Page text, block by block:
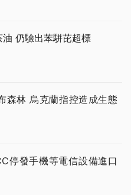
仍驗出苯駢芘超標
森林 烏克蘭指控造成生態
停發手機等電信設備進口